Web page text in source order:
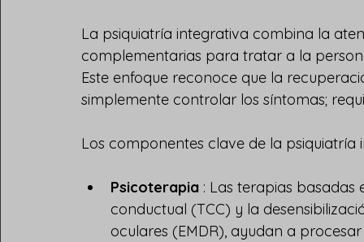
La psiquiatría integrativa combina la
complementarias para tratar a la
Este enfoque reconoce que la
simplemente controlar los síntomas;
Los componentes clave de la
Psicoterapia : Las terapias
conductual (TCC) y la
oculares (EMDR), ayudan a